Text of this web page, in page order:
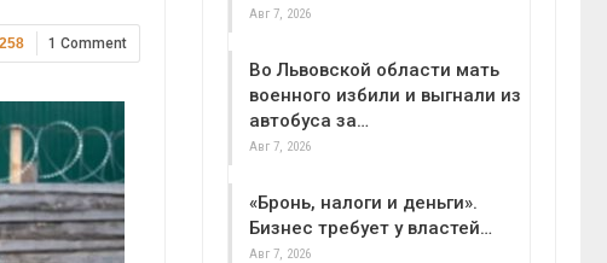
1 Comment
Авг 7, 2026
Во Львовской области мать
военного избили и выгнали из
автобуса за…
Авг 7, 2026
«Бронь, налоги и деньги».
Бизнес требует у властей…
Авг 7, 2026